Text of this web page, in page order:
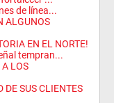
de línea...
ALGUNOS
EN EL NORTE!
tempran...
LOS
SUS CLIENTES